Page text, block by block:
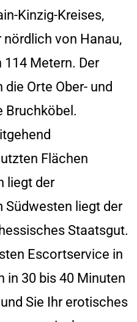
Kinzig-Kreises,
von Hanau,
Metern. Der
Orte Ober- und
Bruchköbel.
Flächen
liegt der
Südwesten liegt der
Staatsgut.
Escortservice in
in 30 bis 40 Minuten
Sie Ihr erotisches